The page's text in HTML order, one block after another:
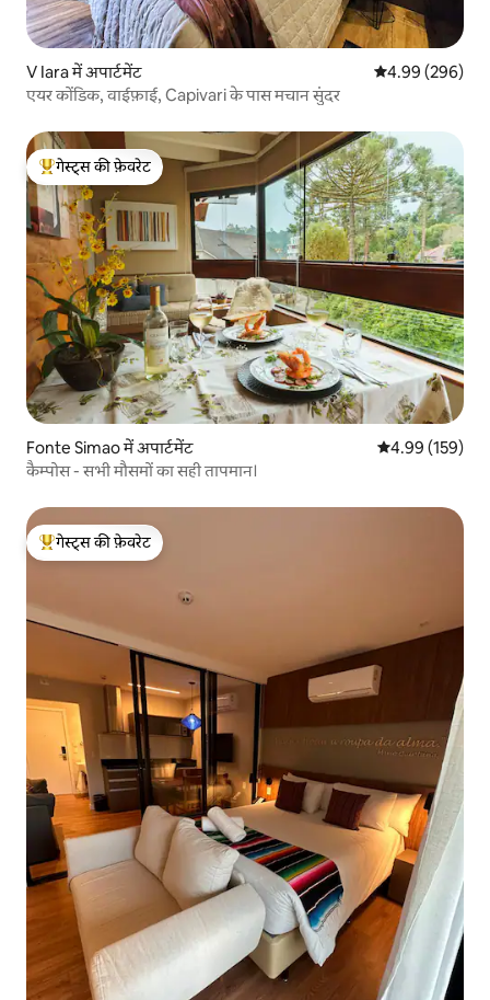
V Iara में अपार्टमेंट औसत रेटिंग 5 में से
4.99 (296)
एयर कोंडिक, वाईफ़ाई, Capivari के पास मचान सुंदर
गेस्ट्स का टॉप फ़ेवरेट
गेस्ट्स की फ़ेवरेट
Fonte Simao में अपार्टमेंट औसत रेटिंग 5 में से
4.99 (159)
कैम्पोस - सभी मौसमों का सही तापमान।
गेस्ट्स का टॉप फ़ेवरेट
गेस्ट्स की फ़ेवरेट